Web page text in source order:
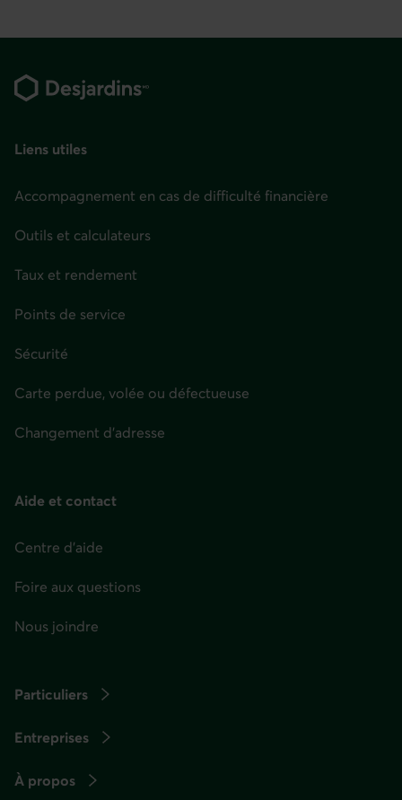
de
Liens utiles
Accompagnement en cas de difficulté financière
Outils et calculateurs
Taux et rendement
Points de service
Sécurité
Carte perdue, volée ou défectueuse
Changement d'adresse
Aide et contact
Centre d'aide
Foire aux questions
Nous joindre
Particuliers
Entreprises
À propos